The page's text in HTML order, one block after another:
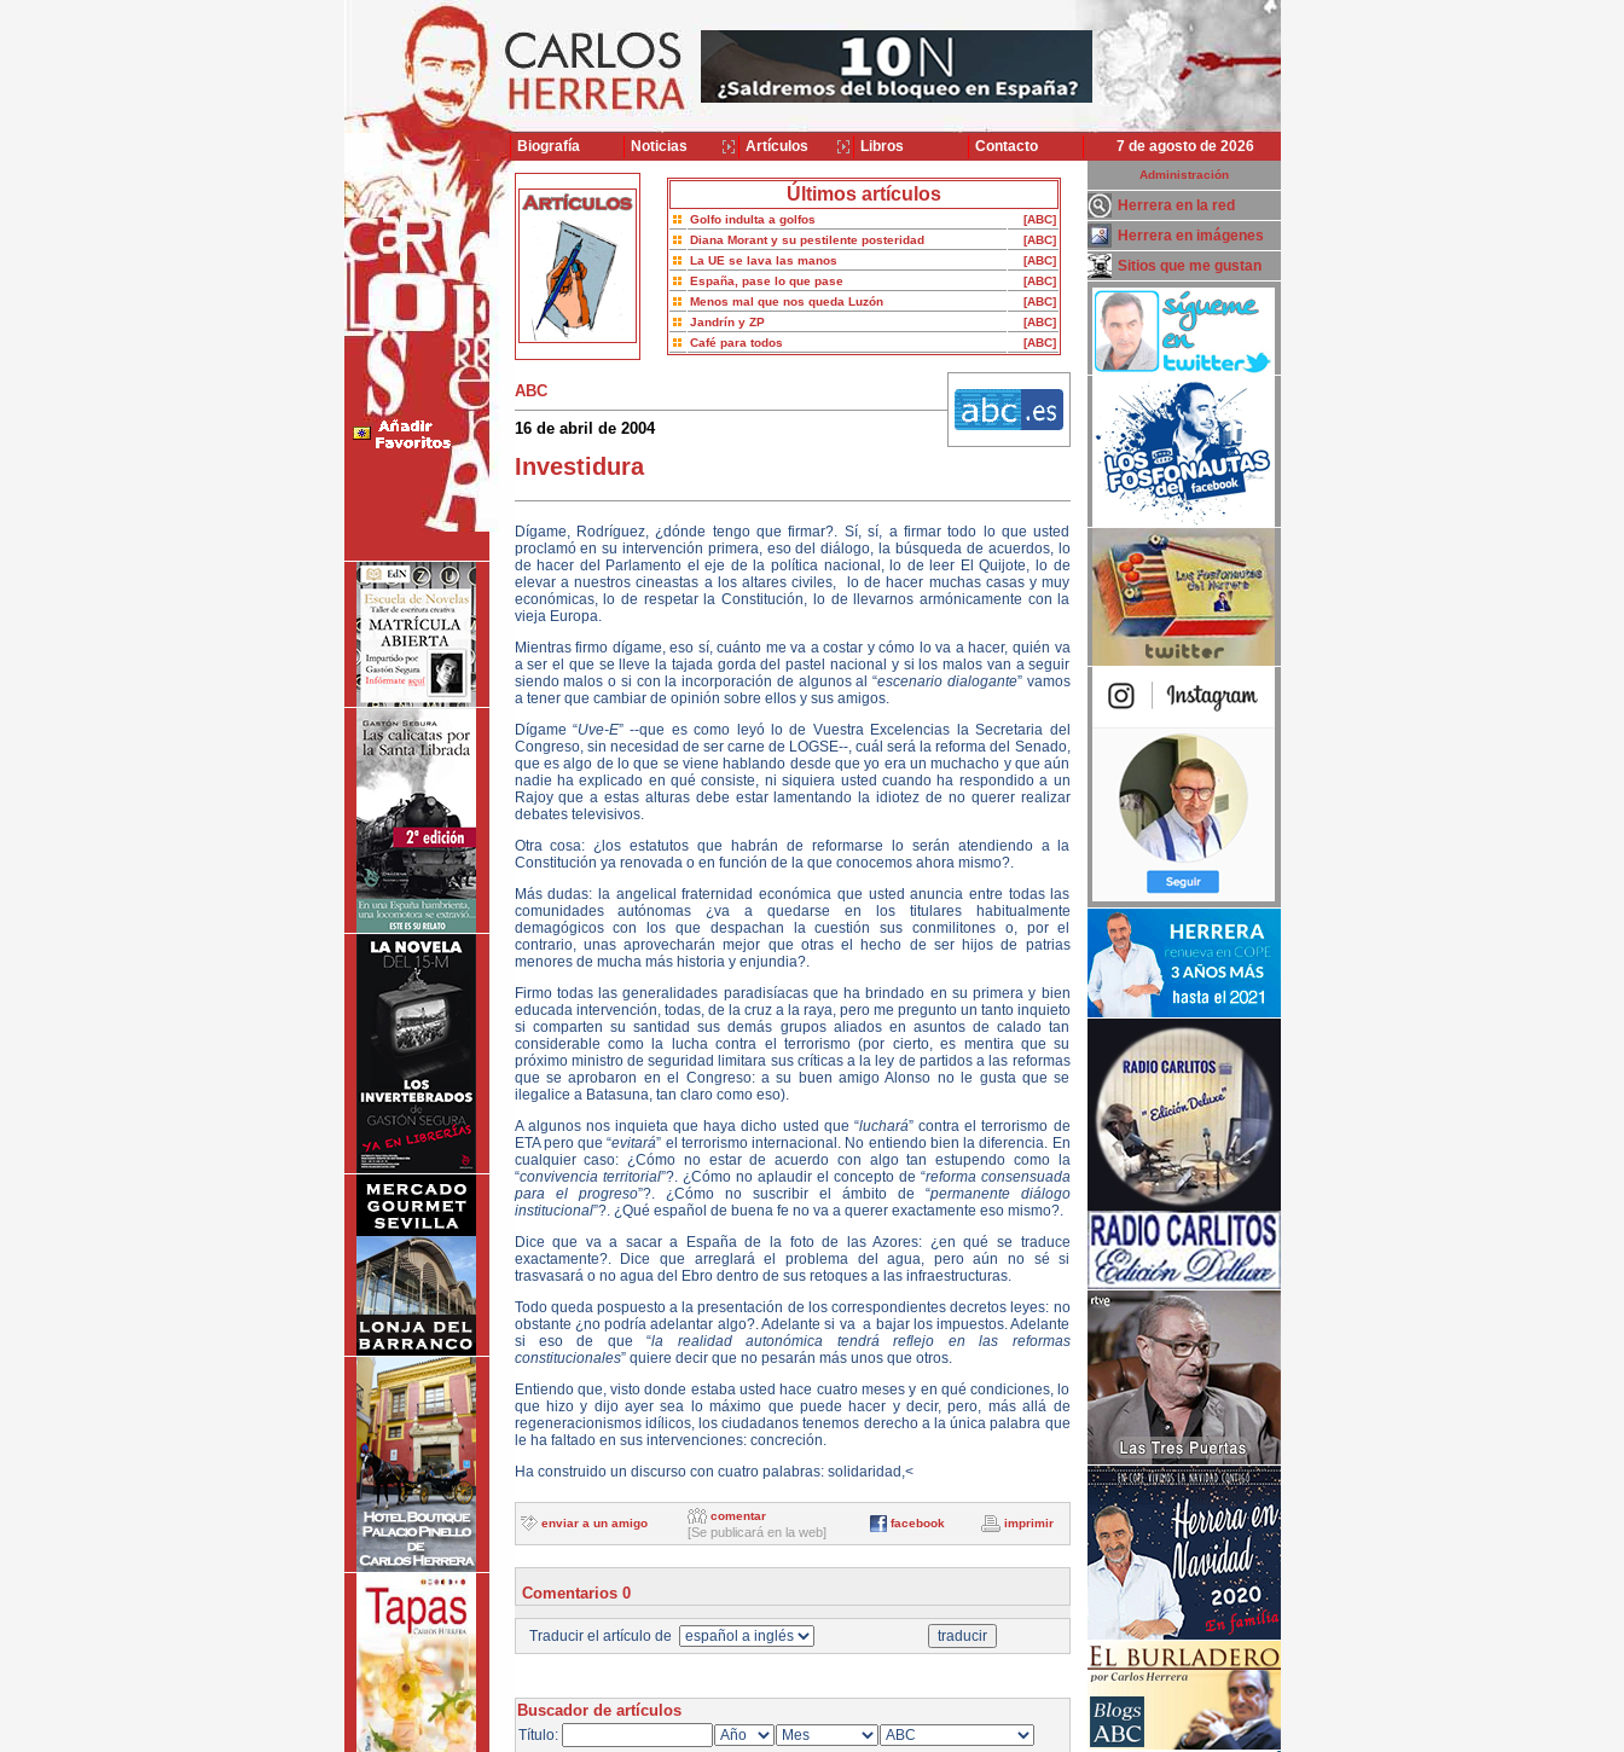
7 de agosto de 2026
Últimos artículos
Golfo indulta a golfos
[ABC]
Diana Morant y su pestilente posteridad
[ABC]
La UE se lava las manos
[ABC]
España, pase lo que pase
[ABC]
Menos mal que nos queda Luzón
[ABC]
Jandrín y ZP
[ABC]
Café para todos
[ABC]
ABC
16 de abril de 2004
Investidura
Dígame, Rodríguez, ¿dónde tengo que firmar?. Sí, sí, a firmar todo lo que usted
proclamó en su intervención primera, eso del diálogo, la búsqueda de acuerdos, lo
de hacer del Parlamento el eje de la política nacional, lo de leer El Quijote, lo de
elevar a nuestros cineastas a los altares civiles, lo de hacer muchas casas y muy
económicas, lo de respetar la Constitución, lo de llevarnos armónicamente con la
vieja Europa.
Mientras firmo dígame, eso sí, cuánto me va a costar y cómo lo va a hacer, quién va
a ser el que se lleve la tajada gorda del pastel nacional y si los malos van a seguir
siendo malos o si con la incorporación de algunos al “escenario dialogante” vamos
a tener que cambiar de opinión sobre ellos y sus amigos.
Dígame “Uve-E” --que es como leyó lo de Vuestra Excelencias la Secretaria del
Congreso, sin necesidad de ser carne de LOGSE--, cuál será la reforma del Senado,
que es algo de lo que se viene hablando desde que yo era un muchacho y que aún
nadie ha explicado en qué consiste, ni siquiera usted cuando ha respondido a un
Rajoy que a estas alturas debe estar lamentando la idiotez de no querer realizar
debates televisivos.
Otra cosa: ¿los estatutos que habrán de reformarse lo serán atendiendo a la
Constitución ya renovada o en función de la que conocemos ahora mismo?.
Más dudas: la angelical fraternidad económica que usted anuncia entre todas las
comunidades autónomas ¿va a quedarse en los titulares habitualmente
demagógicos con los que despachan la cuestión sus conmilitones o, por el
contrario, unas aprovecharán mejor que otras el hecho de ser hijos de patrias
menores de mucha más historia y enjundia?.
Firmo todas las generalidades paradisíacas que ha brindado en su primera y bien
educada intervención, todas, de la cruz a la raya, pero me pregunto un tanto inquieto
si comparten su santidad sus demás grupos aliados en asuntos de calado tan
considerable como la lucha contra el terrorismo (por cierto, es mentira que su
próximo ministro de seguridad limitara sus críticas a la ley de partidos a las reformas
que se aprobaron en el Congreso: a su buen amigo Alonso no le gusta que se
ilegalice a Batasuna, tan claro como eso).
A algunos nos inquieta que haya dicho usted que “luchará” contra el terrorismo de
ETA pero que “evitará” el terrorismo internacional. No entiendo bien la diferencia. En
cualquier caso: ¿Cómo no estar de acuerdo con algo tan estupendo como la
“convivencia territorial”?. ¿Cómo no aplaudir el concepto de “reforma consensuada
para el progreso”?. ¿Cómo no suscribir el ámbito de “permanente diálogo
institucional”?. ¿Qué español de buena fe no va a querer exactamente eso mismo?.
Dice que va a sacar a España de la foto de las Azores: ¿en qué se traduce
exactamente?. Dice que arreglará el problema del agua, pero aún no sé si
trasvasará o no agua del Ebro dentro de sus retoques a las infraestructuras.
Todo queda pospuesto a la presentación de los correspondientes decretos leyes: no
obstante ¿no podría adelantar algo?. Adelante si va a bajar los impuestos. Adelante
si eso de que “la realidad autonómica tendrá reflejo en las reformas
constitucionales” quiere decir que no pesarán más unos que otros.
Entiendo que, visto donde estaba usted hace cuatro meses y en qué condiciones, lo
que hizo y dijo ayer sea lo máximo que puede hacer y decir, pero, más allá de
regeneracionismos idílicos, los ciudadanos tenemos derecho a la única palabra que
le ha faltado en sus intervenciones: concreción.
Ha construido un discurso con cuatro palabras: solidaridad,<
enviar a un amigo
comentar
[Se publicará en la web]
facebook imprimir
Comentarios 0
Traducir el artículo de
Buscador de artículos
Título:
Administración
Herrera en la red
Herrera en imágenes
Sitios que me gustan
Biografía Noticias Artículos Libros Contacto